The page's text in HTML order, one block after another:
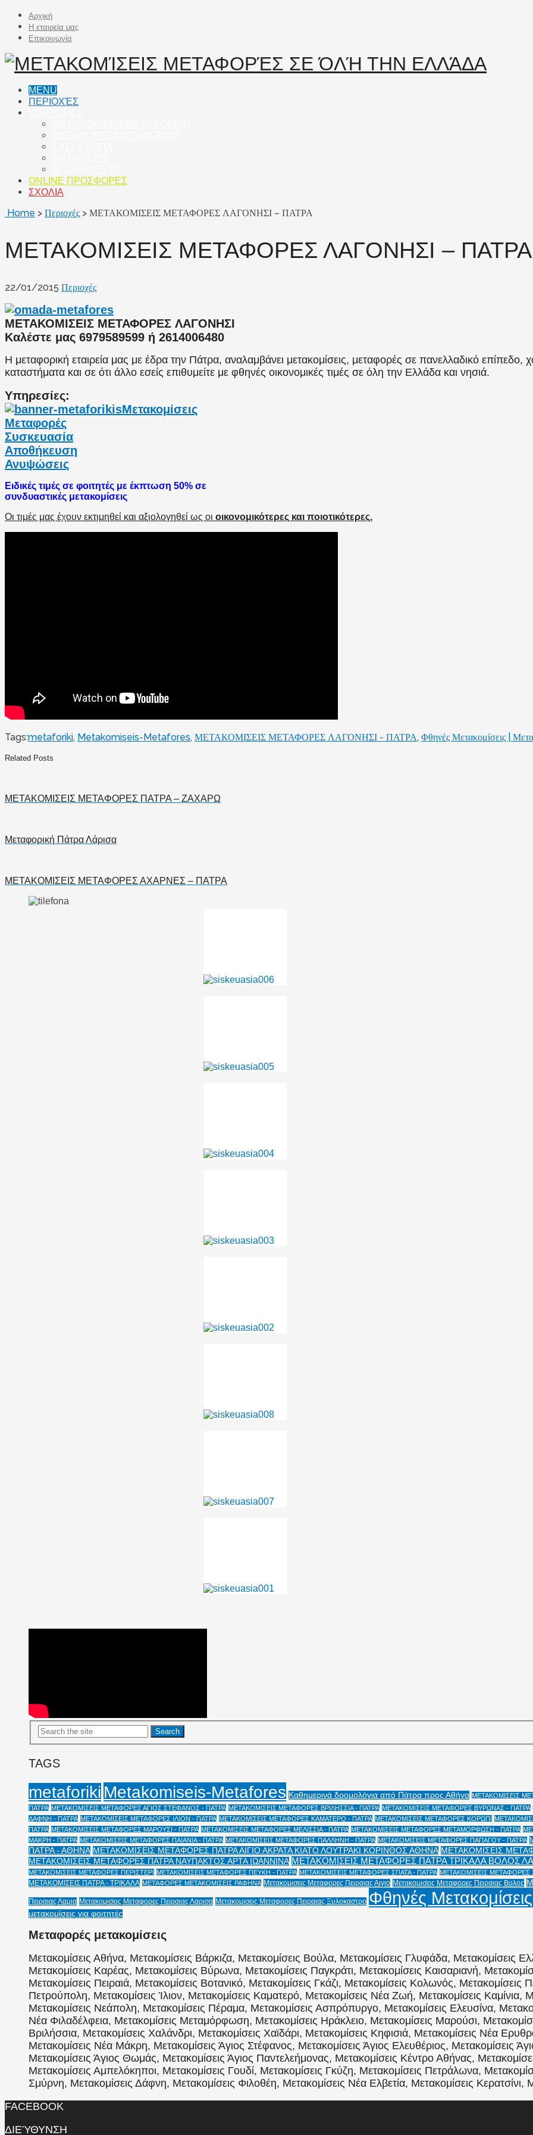
Αρχική
Η εταιρεία μας
Επικοινωνία
MENU
ΠΕΡΙΟΧΈΣ
ONLINE ΠΡΟΣΦΟΡΕΣ
ΣΧΟΛΙΑ
Home > Περιοχές > ΜΕΤΑΚΟΜΙΣΕΙΣ ΜΕΤΑΦΟΡΕΣ ΛΑΓΟΝΗΣΙ – ΠΑΤΡΑ
ΜΕΤΑΚΟΜΙΣΕΙΣ ΜΕΤΑΦΟΡΕΣ ΛΑΓΟΝΗΣΙ – ΠΑΤΡΑ
22/01/2015 Περιοχές
ΜΕΤΑΚΟΜΙΣΕΙΣ ΜΕΤΑΦΟΡΕΣ ΛΑΓΟΝΗΣΙ
Καλέστε μας 6979589599 ή 2614006480
Η μεταφορική εταιρεία μας με έδρα την Πάτρα, αναλαμβάνει μετακομίσεις, μεταφορές σε πανελλαδικό επίπεδο,
καταστήματα και σε ότι άλλο εσείς επιθυμείτε με φθηνές οικονομικές τιμές σε όλη την Ελλάδα και νησιά.
Υπηρεσίες:
Μετακομίσεις
Μεταφορές
Συσκευασία
Αποθήκευση
Ανυψώσεις
Ειδικές τιμές σε φοιτητές με έκπτωση 50% σε
συνδυαστικές μετακομίσεις
Οι τιμές μας έχουν εκτιμηθεί και αξιολογηθεί ως οι οικονομικότερες και ποιοτικότερες.
Tags:metaforiki, Metakomiseis-Metafores, ΜΕΤΑΚΟΜΙΣΕΙΣ ΜΕΤΑΦΟΡΕΣ ΛΑΓΟΝΗΣΙ - ΠΑΤΡΑ, Φθηνές Μετακομίσεις |
Related Posts
ΜΕΤΑΚΟΜΙΣΕΙΣ ΜΕΤΑΦΟΡΕΣ ΠΑΤΡΑ – ΖΑΧΑΡΩ
Μεταφορική Πάτρα Λάρισα
ΜΕΤΑΚΟΜΙΣΕΙΣ ΜΕΤΑΦΟΡΕΣ ΑΧΑΡΝΕΣ – ΠΑΤΡΑ
TAGS
metaforiki Metakomiseis-Metafores Καθημερινά δρομολόγια από Πάτρα προς Αθήνα ΜΕΤΑΚΟΜΙΣΕΙΣ
ΠΑΤΡΑ ΜΕΤΑΚΟΜΙΣΕΙΣ ΜΕΤΑΦΟΡΕΣ ΑΓΙΟΣ ΣΤΕΦΑΝΟΣ - ΠΑΤΡΑ ΜΕΤΑΚΟΜΙΣΕΙΣ ΜΕΤΑΦΟΡΕΣ ΒΡΙΛΗΣΣΙΑ - ΠΑΤΡΑ ΜΕΤΑΚΟΜΙΣΕΙΣ ΜΕΤΑΦΟΡΕΣ ΒΥΡΩΝΑΣ - ΠΑΤΡΑ
ΔΑΦΝΗ - ΠΑΤΡΑ ΜΕΤΑΚΟΜΙΣΕΙΣ ΜΕΤΑΦΟΡΕΣ ΙΛΙΟΝ - ΠΑΤΡΑ ΜΕΤΑΚΟΜΙΣΕΙΣ ΜΕΤΑΦΟΡΕΣ ΚΑΜΑΤΕΡΟ - ΠΑΤΡΑ ΜΕΤΑΚΟΜΙΣΕΙΣ ΜΕΤΑΦΟΡΕΣ ΚΟΡΩΠΙ
ΠΑΤΡΑ ΜΕΤΑΚΟΜΙΣΕΙΣ ΜΕΤΑΦΟΡΕΣ ΜΑΡΟΥΣΙ - ΠΑΤΡΑ ΜΕΤΑΚΟΜΙΣΕΙΣ ΜΕΤΑΦΟΡΕΣ ΜΕΛΙΣΣΙΑ - ΠΑΤΡΑ ΜΕΤΑΚΟΜΙΣΕΙΣ ΜΕΤΑΦΟΡΕΣ ΜΕΤΑΜΟΡΦΩΣΗ - ΠΑΤΡΑ
ΜΑΚΡΗ - ΠΑΤΡΑ ΜΕΤΑΚΟΜΙΣΕΙΣ ΜΕΤΑΦΟΡΕΣ ΠΑΙΑΝΙΑ - ΠΑΤΡΑ ΜΕΤΑΚΟΜΙΣΕΙΣ ΜΕΤΑΦΟΡΕΣ ΠΑΛΛΗΝΗ - ΠΑΤΡΑ ΜΕΤΑΚΟΜΙΣΕΙΣ ΜΕΤΑΦΟΡΕΣ ΠΑΠΑΓΟΥ - ΠΑΤΡΑ
ΠΑΤΡΑ - ΑΘΗΝΑ ΜΕΤΑΚΟΜΙΣΕΙΣ ΜΕΤΑΦΟΡΕΣ ΠΑΤΡΑ ΑΙΓΙΟ ΑΚΡΑΤΑ ΚΙΑΤΟ ΛΟΥΤΡΑΚΙ ΚΟΡΙΝΘΟΣ ΑΘΗΝΑ ΜΕΤΑΚΟΜΙΣΕΙΣ
ΜΕΤΑΚΟΜΙΣΕΙΣ ΜΕΤΑΦΟΡΕΣ ΠΑΤΡΑ ΝΑΥΠΑΚΤΟΣ ΑΡΤΑ ΙΩΑΝΝΙΝΑ ΜΕΤΑΚΟΜΙΣΕΙΣ ΜΕΤΑΦΟΡΕΣ ΠΑΤΡΑ ΤΡΙΚΑΛΑ ΒΟΛΟΣ
ΜΕΤΑΚΟΜΙΣΕΙΣ ΜΕΤΑΦΟΡΕΣ ΠΕΡΙΣΤΕΡΙ ΜΕΤΑΚΟΜΙΣΕΙΣ ΜΕΤΑΦΟΡΕΣ ΠΕΥΚΗ - ΠΑΤΡΑ ΜΕΤΑΚΟΜΙΣΕΙΣ ΜΕΤΑΦΟΡΕΣ ΣΠΑΤΑ - ΠΑΤΡΑ ΜΕΤΑΚΟΜΙΣΕΙΣ ΜΕΤΑΦΟΡΕΣ
ΜΕΤΑΚΟΜΙΣΕΙΣ ΠΑΤΡΑ - ΤΡΙΚΑΛΑ ΜΕΤΑΦΟΡΕΣ ΜΕΤΑΚΟΜΙΣΕΙΣ ΡΑΦΗΝΑ Μετακομισεις Μεταφορες Πειραιας Αιγιο Μετακομισεις Μεταφορες Πειραιας Βολος
Πειραιας Λαμια Μετακομισεις Μεταφορες Πειραιας Λαρισα Μετακομισεις Μεταφορες Πειραιας Ξυλοκαστρο Φθηνές
μετακομίσεις για φοιτητές
Μεταφορές μετακομίσεις
Μετακομίσεις Αθήνα, Μετακομίσεις Βάρκιζα, Μετακομίσεις Βούλα, Μετακομίσεις Γλυφάδα, Μετακομίσεις
Μετακομίσεις Καρέας, Μετακομίσεις Βύρωνα, Μετακομίσεις Παγκράτι, Μετακομίσεις Καισαριανή,
Μετακομίσεις Πειραιά, Μετακομίσεις Βοτανικό, Μετακομίσεις Γκάζι, Μετακομίσεις Κολωνός, Μετακομίσεις
Πετρούπολη, Μετακομίσεις Ίλιον, Μετακομίσεις Καματερό, Μετακομίσεις Νέα Ζωή, Μετακομίσεις Καμίνια,
Μετακομίσεις Νεάπολη, Μετακομίσεις Πέραμα, Μετακομίσεις Ασπρόπυργο, Μετακομίσεις Ελευσίνα,
Νέα Φιλαδέλφεια, Μετακομίσεις Μεταμόρφωση, Μετακομίσεις Ηράκλειο, Μετακομίσεις Μαρούσι,
Βριλήσσια, Μετακομίσεις Χαλάνδρι, Μετακομίσεις Χαϊδάρι, Μετακομίσεις Κηφισιά, Μετακομίσεις Νέα
Μετακομίσεις Νέα Μάκρη, Μετακομίσεις Άγιος Στέφανος, Μετακομίσεις Άγιος Ελευθέριος, Μετακομίσεις
Μετακομίσεις Άγιος Θωμάς, Μετακομίσεις Άγιος Παντελεήμονας, Μετακομίσεις Κέντρο Αθήνας,
Μετακομίσεις Αμπελόκηποι, Μετακομίσεις Γουδί, Μετακομίσεις Γκύζη, Μετακομίσεις Πετράλωνα,
Σμύρνη, Μετακομίσεις Δάφνη, Μετακομίσεις Φιλοθέη, Μετακομίσεις Νέα Ελβετία, Μετακομίσεις Κερατσίνι,
FACEBOOK
ΔΙΕΎΘΥΝΣΗ